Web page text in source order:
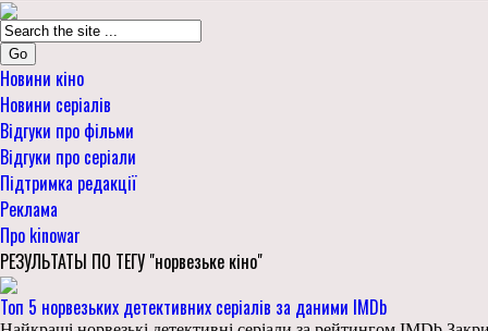
Go
Новини кіно
Новини серіалів
Відгуки про фільми
Відгуки про серіали
Підтримка редакції
Реклама
Про kinowar
РЕЗУЛЬТАТЫ ПО ТЕГУ "норвезьке кіно"
Топ 5 норвезьких детективних серіалів за даними IMDb